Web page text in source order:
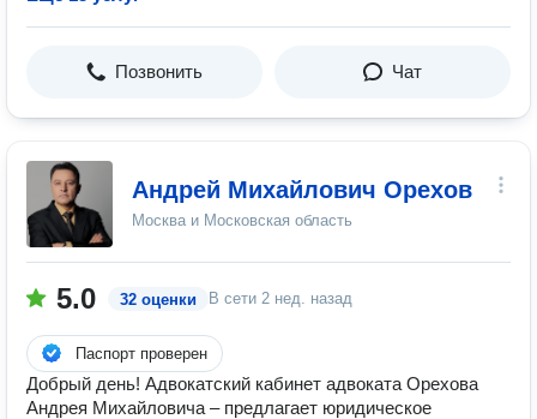
Позвонить Чат
Андрей Михайлович Орехов
Москва и Московская область
5.0 32 оценки В сети 2 нед. назад
Паспорт проверен
Добрый день! Адвокатский кабинет адвоката Орехова
Андрея Михайловича – предлагает юридическое